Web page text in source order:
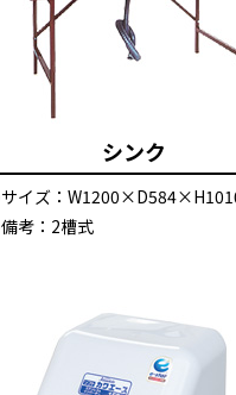
シンク
サイズ：
備考：2槽式